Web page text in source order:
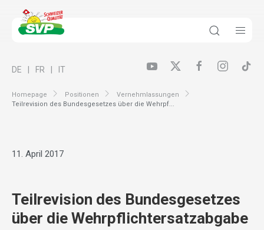
Homepage Positionen
Vernehmlassungen
Teilrevision des Bundesgesetzes über die Wehrpf...
DE FR IT
11. April 2017
Teilrevision des Bundesgesetzes
über die Wehrpflichtersatzabgabe